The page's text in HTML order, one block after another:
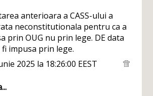
anterioara a CASS-ului a
neconstitutionala pentru ca a
prin OUG nu prin lege. DE data
fi impusa prin lege.
2025 la 18:26:00 EEST